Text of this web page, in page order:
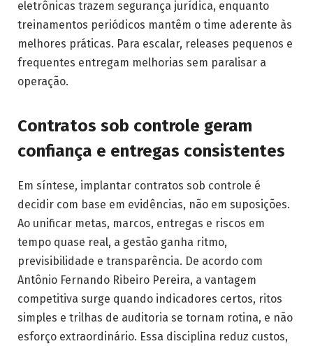
eletrônicas trazem segurança jurídica, enquanto
treinamentos periódicos mantêm o time aderente às
melhores práticas. Para escalar, releases pequenos e
frequentes entregam melhorias sem paralisar a
operação.
Contratos sob controle geram
confiança e entregas consistentes
Em síntese, implantar contratos sob controle é
decidir com base em evidências, não em suposições.
Ao unificar metas, marcos, entregas e riscos em
tempo quase real, a gestão ganha ritmo,
previsibilidade e transparência. De acordo com
Antônio Fernando Ribeiro Pereira, a vantagem
competitiva surge quando indicadores certos, ritos
simples e trilhas de auditoria se tornam rotina, e não
esforço extraordinário. Essa disciplina reduz custos,